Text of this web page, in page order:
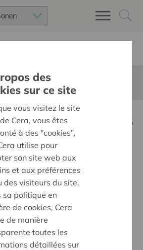
nicht ins Deutsche übersetzt
pour les
Cera au titre
2024
des
sur ce site
vous visitez le site
Cera, vous êtes
à des "cookies",
utilise pour
son site web aux
et aux préférences
des visiteurs du site.
sa politique en
de cookies, Cera
de manière
toutes les
détaillées sur